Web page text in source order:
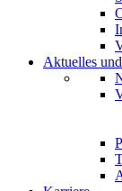
Aktuelles